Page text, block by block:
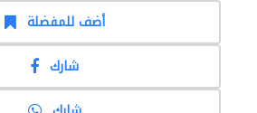
أضف للمفضلة
شارك